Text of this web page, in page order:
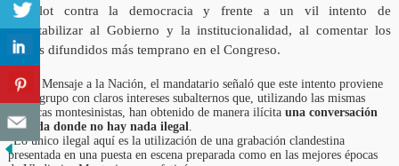
complot contra la democracia y frente a un vil intento de
desestabilizar al Gobierno y la institucionalidad, al comentar los
audios difundidos más temprano en el Congreso.
En un Mensaje a la Nación, el mandatario señaló que este intento proviene
de un grupo con claros intereses subalternos que, utilizando las mismas
prácticas montesinistas, han obtenido de manera ilícita una conversación
privada donde no hay nada ilegal.
“Lo único ilegal aquí es la utilización de una grabación clandestina
presentada en una puesta en escena preparada como en las mejores épocas